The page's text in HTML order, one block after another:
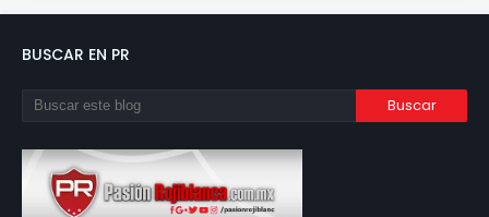
BUSCAR EN PR